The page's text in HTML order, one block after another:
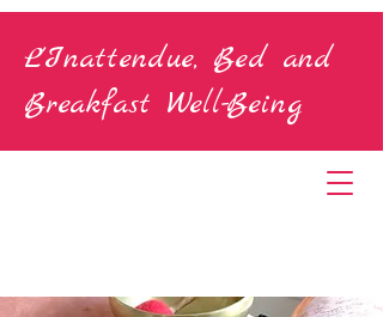
L'Inattendue, Bed and
Breakfast Well-Being